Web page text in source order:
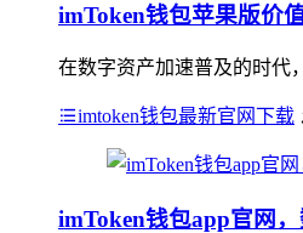
imToken钱包苹果版价
在数字资产加速普及的时代
imtoken钱包最新官网下载
imToken钱包app官网